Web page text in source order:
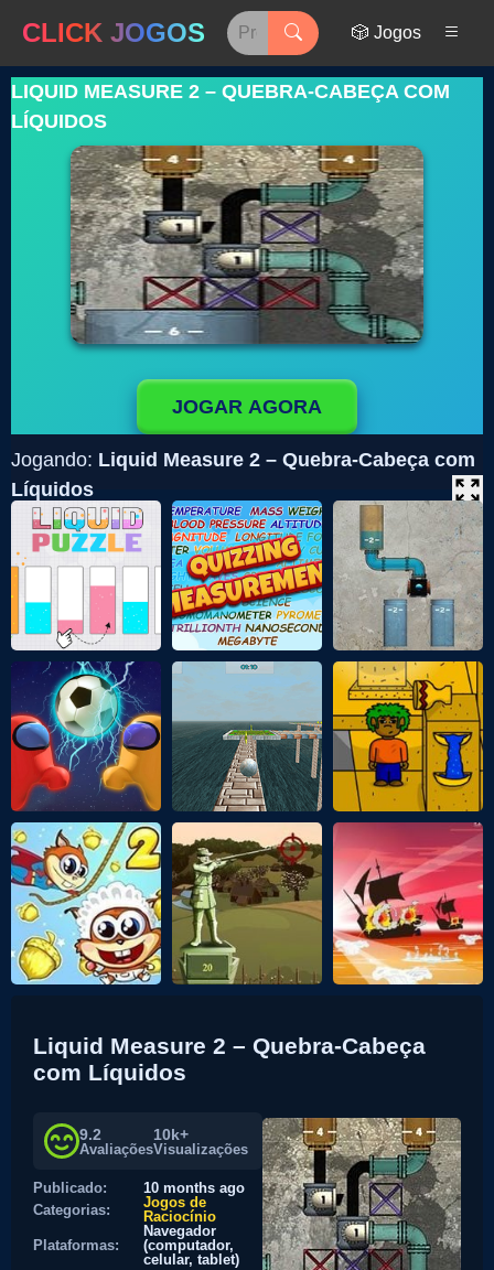
CLICK JOGOS 🎲 Jogos
LIQUID MEASURE 2 – QUEBRA-CABEÇA COM
LÍQUIDOS
JOGAR AGORA
Jogando: Liquid Measure 2 – Quebra-Cabeça com
Líquidos
Liquid Measure 2 – Quebra-Cabeça
com Líquidos
9.2
Avaliações
10k+
Visualizações
Publicado:
10 months ago
Categorias:
Jogos de
Raciocínio
Plataformas:
Navegador
(computador,
celular, tablet)